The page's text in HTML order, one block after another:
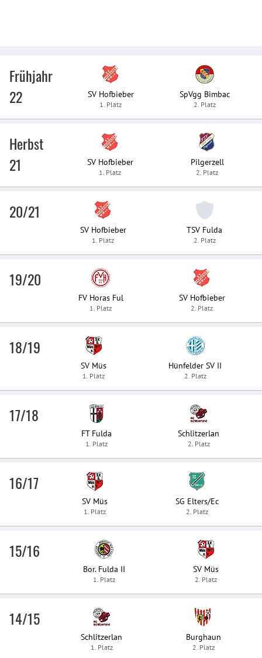
Frühjahr
22
SV Hofbieber
1. Platz
SpVgg Bimbac
2. Platz
Herbst
21
SV Hofbieber
1. Platz
Pilgerzell
2. Platz
20/21
SV Hofbieber
1. Platz
TSV Fulda
2. Platz
19/20
FV Horas Ful
1. Platz
SV Hofbieber
2. Platz
18/19
SV Müs
1. Platz
Hünfelder SV II
2. Platz
17/18
FT Fulda
1. Platz
Schlitzerlan
2. Platz
16/17
SV Müs
1. Platz
SG Elters/Ec
2. Platz
15/16
Bor. Fulda II
1. Platz
SV Müs
2. Platz
14/15
Schlitzerlan
1. Platz
Burghaun
2. Platz